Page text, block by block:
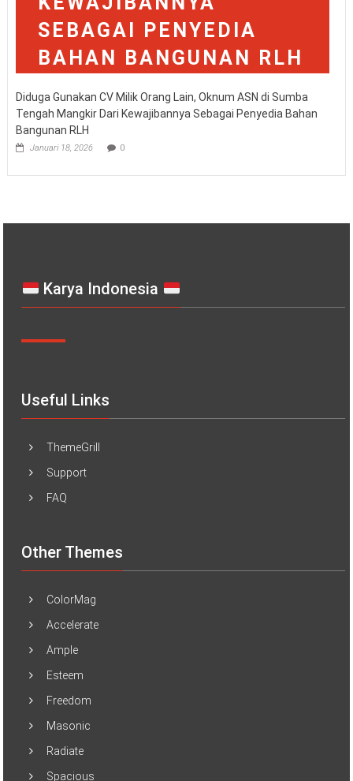
Diduga Gunakan CV Milik Orang Lain, Oknum ASN di Sumba
Tengah Mangkir Dari Kewajibannya Sebagai Penyedia Bahan
Bangunan RLH
Januari 18, 2026 0
Karya Indonesia
Useful Links
ThemeGrill
Support
FAQ
Other Themes
ColorMag
Accelerate
Ample
Esteem
Freedom
Masonic
Radiate
Spacious